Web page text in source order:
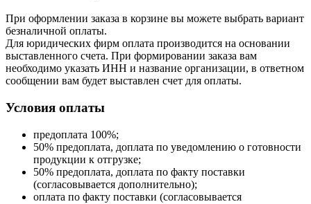
При оформлении заказа в корзине вы можете выбрать вариант
безналичной оплаты.
Для юридических фирм оплата производится на основании
выставленного счета. При формировании заказа вам
необходимо указать ИНН и название организации, в ответном
сообщении вам будет выставлен счет для оплаты.
Условия оплаты
предоплата 100%;
50% предоплата, доплата по уведомлению о готовности
продукции к отгрузке;
50% предоплата, доплата по факту поставки
(согласовывается дополнительно);
оплата по факту поставки (согласовывается